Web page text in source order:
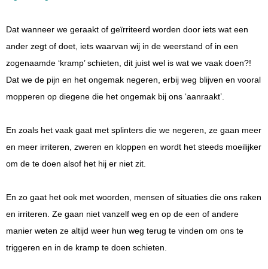
Dat wanneer we geraakt of geïrriteerd worden door iets wat een
ander zegt of doet, iets waarvan wij in de weerstand of in een
zogenaamde ‘kramp’ schieten, dit juist wel is wat we vaak doen?!
Dat we de pijn en het ongemak negeren, erbij weg blijven en vooral
mopperen op diegene die het ongemak bij ons ‘aanraakt’.
En zoals het vaak gaat met splinters die we negeren, ze gaan meer
en meer irriteren, zweren en kloppen en wordt het steeds moeilijker
om de te doen alsof het hij er niet zit.
En zo gaat het ook met woorden, mensen of situaties die ons raken
en irriteren. Ze gaan niet vanzelf weg en op de een of andere
manier weten ze altijd weer hun weg terug te vinden om ons te
triggeren en in de kramp te doen schieten.